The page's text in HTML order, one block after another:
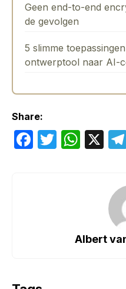
Geen end-to-end
de gevolgen
5 slimme
ontwerptool naar AI-
Share:
F
T
W
p
X
Albert